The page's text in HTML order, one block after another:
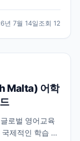
년 7월 14일조회 12
Malta) 어학
로벌 영어교육
제적인 학습 환